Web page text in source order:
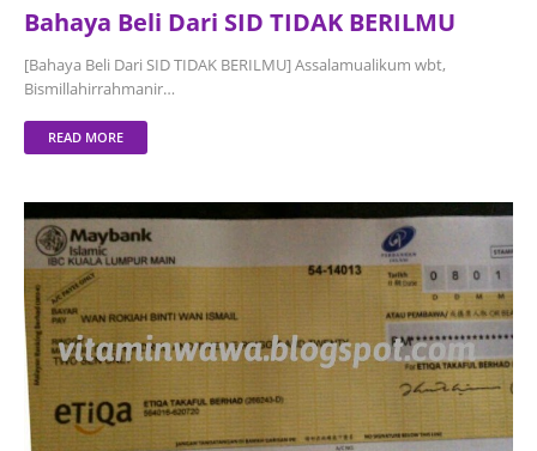
Bahaya Beli Dari SID TIDAK BERILMU
[Bahaya Beli Dari SID TIDAK BERILMU] Assalamualikum wbt,
Bismillahirrahmanir…
READ MORE